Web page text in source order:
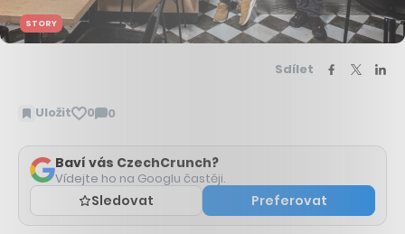
STORY
Sdílet
Uložit 0 0
Zobrazit
Baví vás CzechCrunch?
Vídejte ho na Googlu častěji.
Sledovat Preferovat